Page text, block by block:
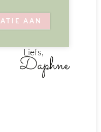
AAN
Liefs,
Daphne